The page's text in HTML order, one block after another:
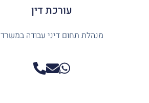
עורכת דין
מנהלת תחום דיני עבודה במשרד